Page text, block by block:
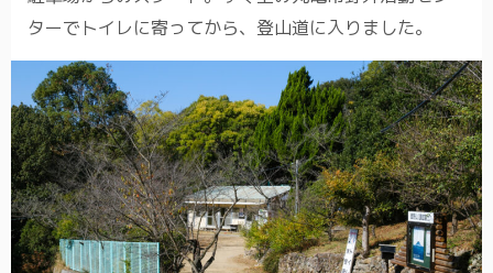
ターでトイレに寄ってから、登山道に入りました。